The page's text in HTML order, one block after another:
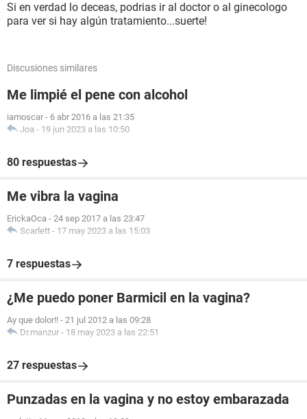
Si en verdad lo deceas, podrias ir al doctor o al ginecologo
para ver si hay algún tratamiento...suerte!
Discusiones similares
Me limpié el pene con alcohol
iamoscar - 6 abr 2016 a las 21:35
Joa - 19 jun 2023 a las 10:50
80 respuestas
Me vibra la vagina
ErickaOca - 24 sep 2017 a las 23:47
Scarlett - 17 may 2023 a las 15:03
7 respuestas
¿Me puedo poner Barmicil en la vagina?
Ay que dolor!! - 21 jul 2012 a las 09:28
Dr.manzur - 18 may 2023 a las 22:51
27 respuestas
Punzadas en la vagina y no estoy embarazada